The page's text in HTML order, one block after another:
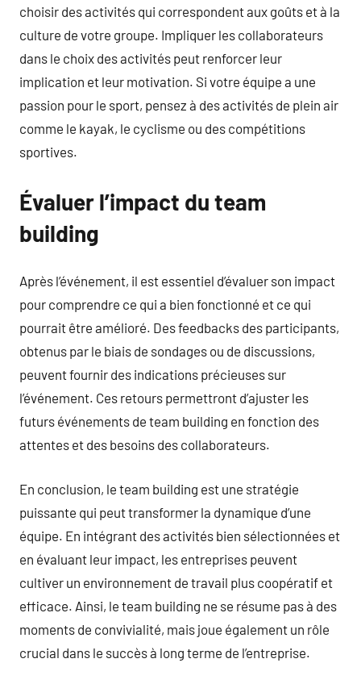
choisir des activités qui correspondent aux goûts et à la
culture de votre groupe. Impliquer les collaborateurs
dans le choix des activités peut renforcer leur
implication et leur motivation. Si votre équipe a une
passion pour le sport, pensez à des activités de plein air
comme le kayak, le cyclisme ou des compétitions
sportives.
Évaluer l’impact du team
building
Après l’événement, il est essentiel d’évaluer son impact
pour comprendre ce qui a bien fonctionné et ce qui
pourrait être amélioré. Des feedbacks des participants,
obtenus par le biais de sondages ou de discussions,
peuvent fournir des indications précieuses sur
l’événement. Ces retours permettront d’ajuster les
futurs événements de team building en fonction des
attentes et des besoins des collaborateurs.
En conclusion, le team building est une stratégie
puissante qui peut transformer la dynamique d’une
équipe. En intégrant des activités bien sélectionnées et
en évaluant leur impact, les entreprises peuvent
cultiver un environnement de travail plus coopératif et
efficace. Ainsi, le team building ne se résume pas à des
moments de convivialité, mais joue également un rôle
crucial dans le succès à long terme de l’entreprise.